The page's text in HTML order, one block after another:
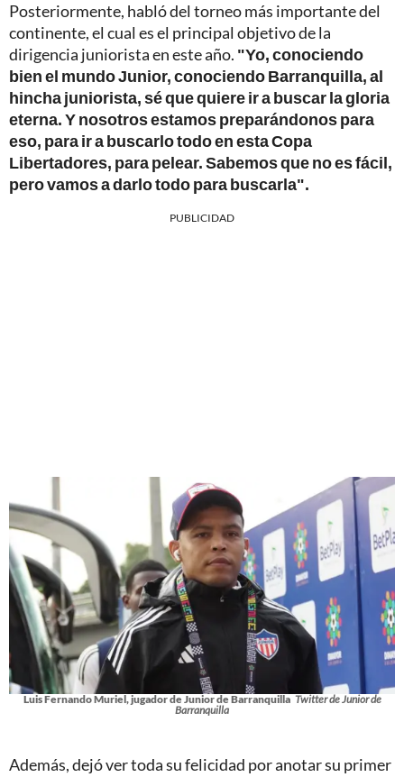
Posteriormente, habló del torneo más importante del
continente, el cual es el principal objetivo de la
dirigencia juniorista en este año. "Yo, conociendo
bien el mundo Junior, conociendo Barranquilla, al
hincha juniorista, sé que quiere ir a buscar la gloria
eterna. Y nosotros estamos preparándonos para
eso, para ir a buscarlo todo en esta Copa
Libertadores, para pelear. Sabemos que no es fácil,
pero vamos a darlo todo para buscarla".
PUBLICIDAD
Luis Fernando Muriel, jugador de Junior de Barranquilla Twitter de Junior de
Barranquilla
Además, dejó ver toda su felicidad por anotar su primer